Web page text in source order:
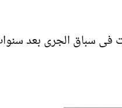
فى سباق الجرى بعد